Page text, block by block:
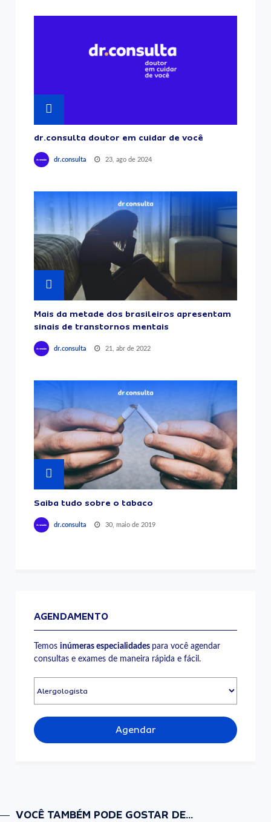
dr.consulta doutor em cuidar de você
dr.consulta 23, ago de 2024
Mais da metade dos brasileiros apresentam
sinais de transtornos mentais
dr.consulta 21, abr de 2022
Saiba tudo sobre o tabaco
dr.consulta 30, maio de 2019
AGENDAMENTO
Temosinúmeras especialidades para você agendar
consultas e exames de maneira rápida e fácil.
Agendar
VOCÊ TAMBÉM PODE GOSTAR DE...